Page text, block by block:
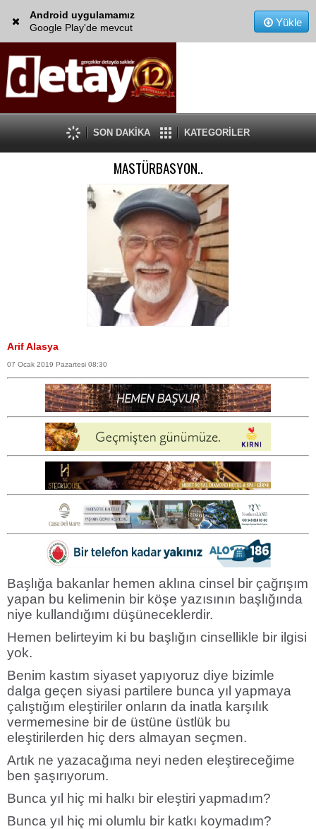
Android uygulamamız
Google Play'de mevcut
Yükle
SON DAKİKA KATEGORİLER
MASTÜRBASYON..
Arif Alasya
07 Ocak 2019 Pazartesi 08:30
Başlığa bakanlar hemen aklına cinsel bir çağrışım
yapan bu kelimenin bir köşe yazısının başlığında
niye kullandığımı düşüneceklerdir.
Hemen belirteyim ki bu başlığın cinsellikle bir ilgisi
yok.
Benim kastım siyaset yapıyoruz diye bizimle
dalga geçen siyasi partilere bunca yıl yapmaya
çalıştığım eleştiriler onların da inatla karşılık
vermemesine bir de üstüne üstlük bu
eleştirilerden hiç ders almayan seçmen.
Artık ne yazacağıma neyi neden eleştireceğime
ben şaşırıyorum.
Bunca yıl hiç mi halkı bir eleştiri yapmadım?
Bunca yıl hiç mi olumlu bir katkı koymadım?